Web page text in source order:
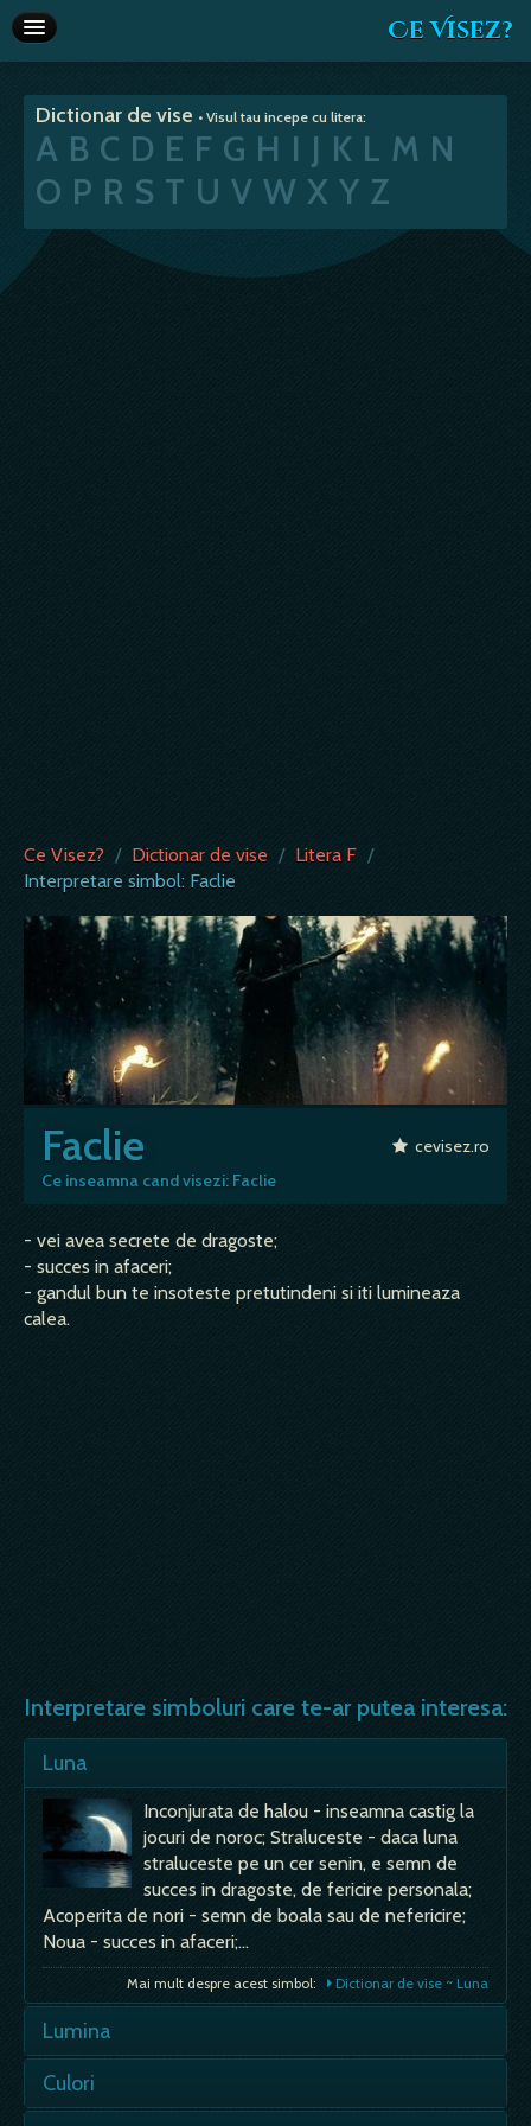
Ce Visez?
Interpretare vise
Articole
Va recomandam
Dictionar de vise • Visul tau incepe cu litera:
A B C D E F G H I J K L M N
O P R S T U V W X Y Z
Ce Visez? / Dictionar de vise / Litera F /
Interpretare simbol: Faclie
Faclie
Ce inseamna cand visezi: Faclie
cevisez.ro
- vei avea secrete de dragoste;
- succes in afaceri;
- gandul bun te insoteste pretutindeni si iti lumineaza
calea.
Interpretare simboluri care te-ar putea interesa:
Luna
Inconjurata de halou - inseamna castig la
jocuri de noroc; Straluceste - daca luna
straluceste pe un cer senin, e semn de
succes in dragoste, de fericire personala;
Acoperita de nori - semn de boala sau de nefericire;
Noua - succes in afaceri;…
Mai mult despre acest simbol: Dictionar de vise ~ Luna
Lumina
mana o lumina, o faclie, e semn bun, mai
Culori